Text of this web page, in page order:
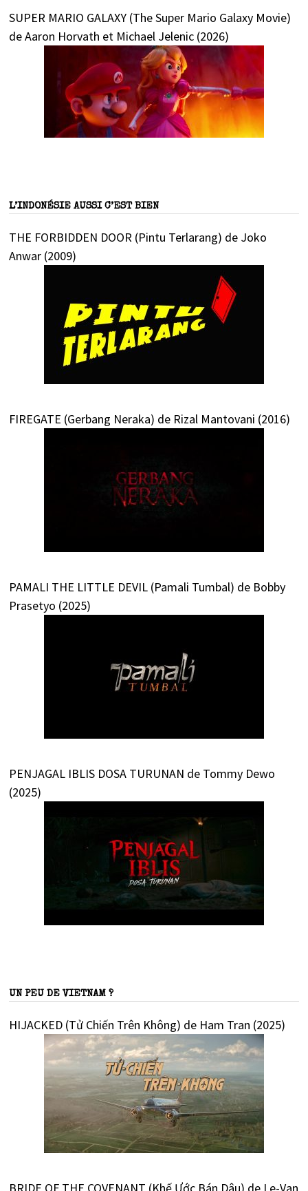
SUPER MARIO GALAXY (The Super Mario Galaxy Movie)
de Aaron Horvath et Michael Jelenic (2026)
L’INDONÉSIE AUSSI C’EST BIEN
THE FORBIDDEN DOOR (Pintu Terlarang) de Joko
Anwar (2009)
FIREGATE (Gerbang Neraka) de Rizal Mantovani (2016)
PAMALI THE LITTLE DEVIL (Pamali Tumbal) de Bobby
Prasetyo (2025)
PENJAGAL IBLIS DOSA TURUNAN de Tommy Dewo
(2025)
UN PEU DE VIETNAM ?
HIJACKED (Tử Chiến Trên Không) de Ham Tran (2025)
BRIDE OF THE COVENANT (Khế Ước Bán Dâu) de Le-Van